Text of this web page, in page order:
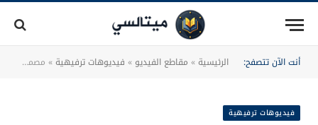
أنت الآن تتصفح: الرئيسية» مقاطع الفيديو » فيديوهات ترفيهية» مصمم في الإجازة.. لكن العميل لا يعرف العطل! 🏖️💻
فيديوهات ترفيهية